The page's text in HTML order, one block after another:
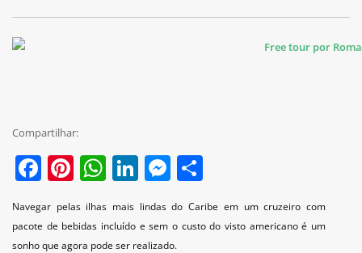
Compartilhar:
Facebook
Pinterest
WhatsApp
LinkedIn
Messenger
Navegar pelas ilhas mais lindas do Caribe em um cruzeiro com
pacote de bebidas incluído e sem o custo do visto americano é um
sonho que agora pode ser realizado.